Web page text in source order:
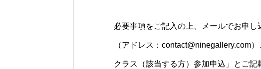
必要事項をご記入の上、メールでお申し
（アドレス：contact@ninegallery.com
クラス（該当する方）参加申込」とご